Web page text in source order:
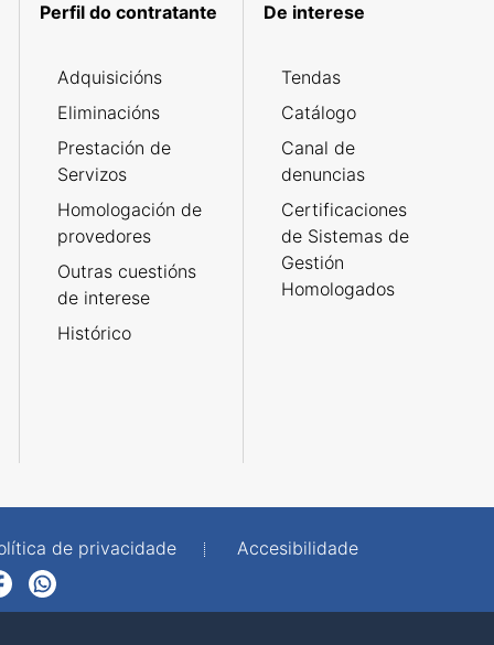
Perfil do contratante
Adquisicións
Eliminacións
Prestación de
Servizos
Homologación de
provedores
Outras cuestións
de interese
Histórico
De interese
Tendas
Catálogo
Canal de
denuncias
Certificaciones
de Sistemas de
Gestión
Homologados
de privacidade
Accesibilidade